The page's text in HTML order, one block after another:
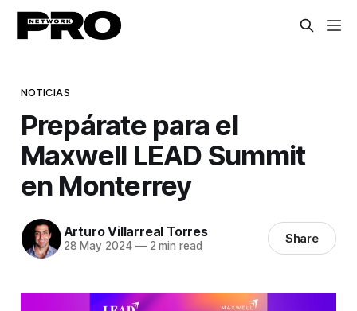
NOTICIAS
Prepárate para el
Maxwell LEAD Summit
en Monterrey
Arturo Villarreal Torres
28 May 2024 —2 min read Share